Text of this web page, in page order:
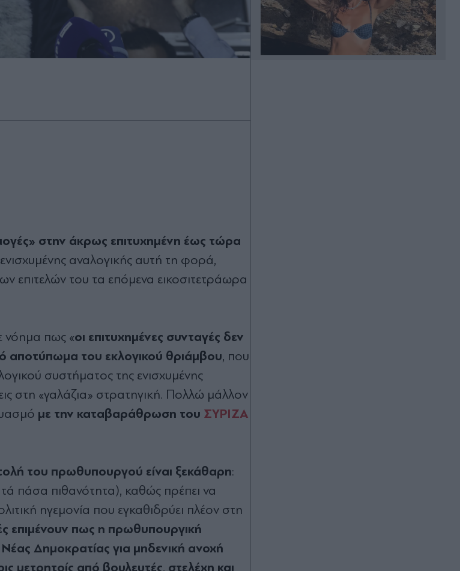
στην άκρως επιτυχημένη έως τώρα
αναλογικής αυτή τη φορά,
επιτελών του τα επόμενα εικοσιτετράωρα
νόημα πως «οι επιτυχημένες συνταγές δεν
αποτύπωμα του εκλογικού θριάμβου, που
συστήματος της ενισχυμένης
στη «γαλάζια» στρατηγική. Πολλώ μάλλον
με την καταβαράθρωση του ΣΥΡΙΖΑ
του πρωθυπουργού είναι ξεκάθαρη:
πάσα πιθανότητα), καθώς πρέπει να
ηγεμονία που εγκαθιδρύει πλέον στη
επιμένουν πως η πρωθυπουργική
Δημοκρατίας για μηδενική ανοχή
μετρητοίς από βουλευτές, στελέχη και